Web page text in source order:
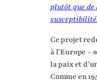
plutôt que
Ce projet
à l’Europe –
la paix et
Comme en